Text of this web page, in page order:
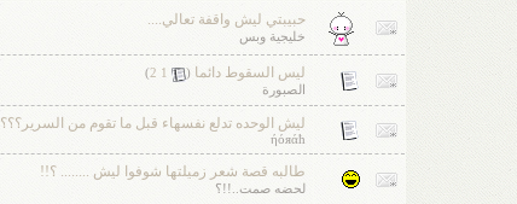
حبيبتي ليش واقفة تعالي....
خليجية وبس
ليس السقوط دائما (
1
2
)
الصبورة
ليش الوحده تدلع نفسهاء قبل ما تقوم من السرير؟؟؟
ήόяάħ
طالبه قصة شعر زميلتها شوفوا ليش ........ ؟!!
لحضه صمت..!!؟